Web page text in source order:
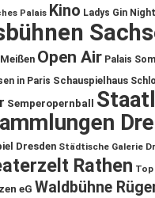
Palais Kino Ladys Gin Night
Meißen Open Air Palais
in Paris Schauspielhaus
Semperopernball
Dresden Städtische Galerie
Rathen
eG Waldbühne